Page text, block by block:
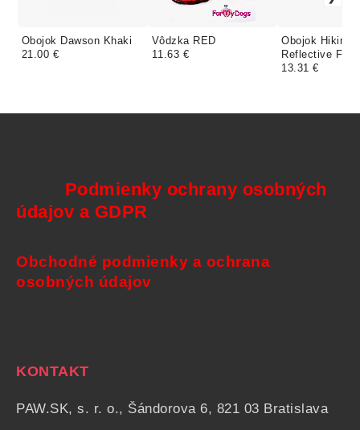
Obojok Dawson Khaki
21.00 €
Vôdzka RED
11.63 €
Obojok Hiking
Reflective
Sketch
13.31 €
Podmienky ochrany osobných
údajov a GDPR
Obchodné podmienky a ochrana
osobných údajov
KONTAKT
PAW.SK, s. r. o., Šándorova 6, 821 03 Bratislava